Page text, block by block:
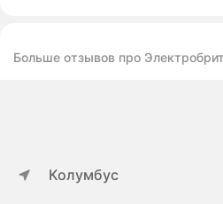
Больше отзывов про
Колумбус